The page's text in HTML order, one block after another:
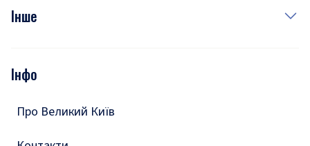
Фото
Подкасти
Інше
Тести
Інфо
Про Великий Київ